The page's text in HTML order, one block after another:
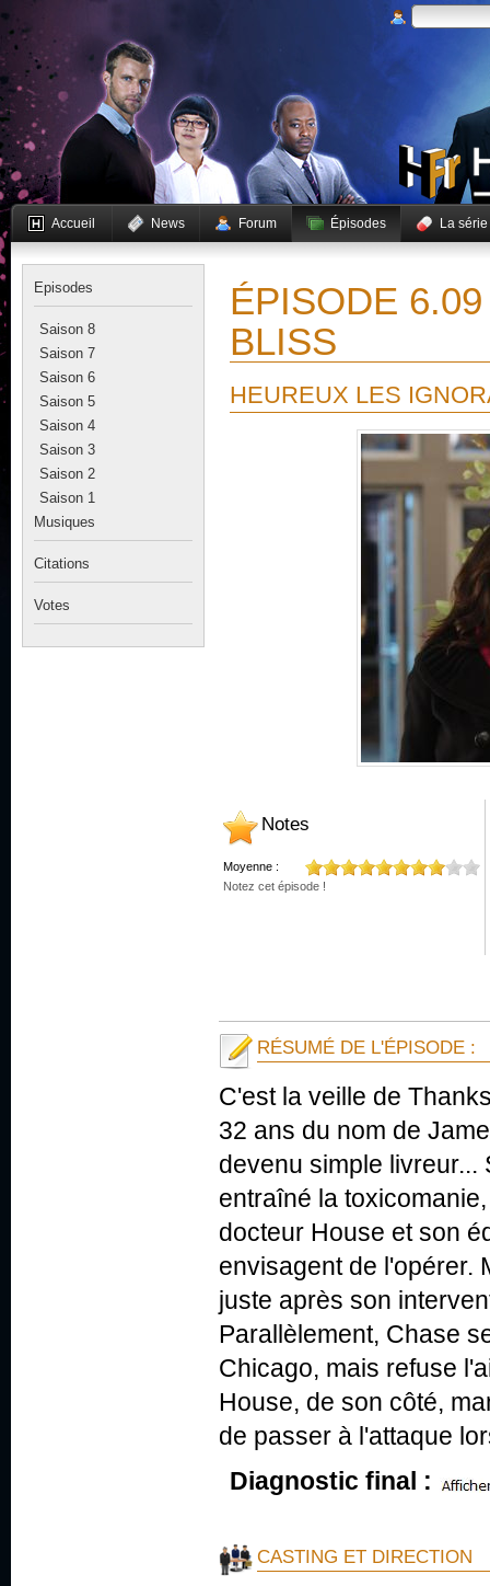
Accueil News Forum Épisodes La série
Episodes
Saison 8
Saison 7
Saison 6
Saison 5
Saison 4
Saison 3
Saison 2
Saison 1
Musiques
Citations
Votes
ÉPISODE
BLISS
HEUREUX LES
Notes
Moyenne :
Notez cet épisode !
RÉSUMÉ DE L'ÉPISODE :
C'est la veille de
32 ans du nom de
devenu simple livreur...
entraîné la
docteur House et son
envisagent de l'opérer.
juste après son
Parallèlement, Chase
Chicago, mais refuse
House, de son côté,
de passer à l'attaque
Diagnostic final :
CASTING ET DIRECTION